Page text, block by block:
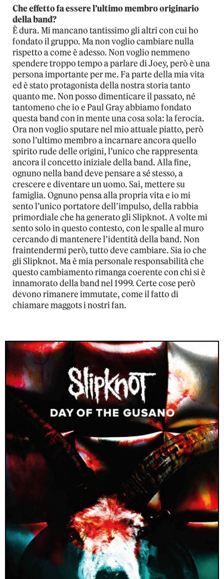
Che effetto fa essere l’ultimo membro originario
della band?
È dura. Mi mancano tantissimo gli altri con cui ho
fondato il gruppo. Ma non voglio cambiare nulla
rispetto a come è adesso. Non voglio nemmeno
spendere troppo tempo a parlare di Joey, però è una
persona importante per me. Fa parte della mia vita
ed è stato protagonista della nostra storia tanto
quanto me. Non posso dimenticare il passato, né
tantomeno che io e Paul Gray abbiamo fondato
questa band con in mente una cosa sola: la ferocia.
Ora non voglio sputare nel mio attuale piatto, però
sono l’ultimo membro a incarnare ancora quello
spirito rude delle origini, l’unico che rappresenta
ancora il concetto iniziale della band. Alla fine,
ognuno nella band deve pensare a sé stesso, a
crescere e diventare un uomo. Sai, mettere su
famiglia. Ognuno pensa alla propria vita e io mi
sento l’unico portatore dell’impulso, della rabbia
primordiale che ha generato gli Slipknot. A volte mi
sento solo in questo contesto, con le spalle al muro
cercando di mantenere l’identità della band. Non
fraintendermi però, tutto deve cambiare. Sia io che
gli Slipknot. Ma è mia personale responsabilità che
questo cambiamento rimanga coerente con chi si è
innamorato della band nel 1999. Certe cose però
devono rimanere immutate, come il fatto di
chiamare maggots i nostri fan.